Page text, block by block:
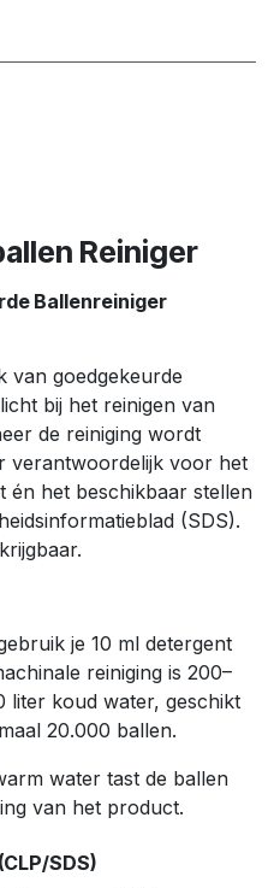
Reiniger
Ballenreiniger
van goedgekeurde
bij het reinigen van
de reiniging wordt
verantwoordelijk voor het
én het beschikbaar stellen
(SDS).
je 10 ml detergent
reiniging is 200–
liter koud water, geschikt
20.000 ballen.
water tast de ballen
van het product.
SDS)